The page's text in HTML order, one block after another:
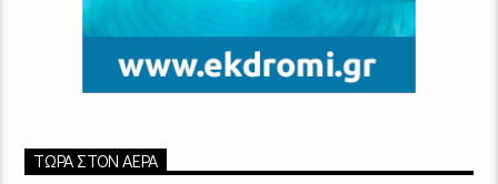
ΤΏΡΑ ΣΤΟΝ ΑΈΡΑ